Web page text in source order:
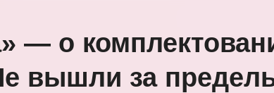
— о
вышли за